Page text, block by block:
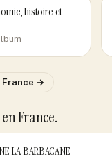
histoire et
France →
en France.
LA BARBACANE